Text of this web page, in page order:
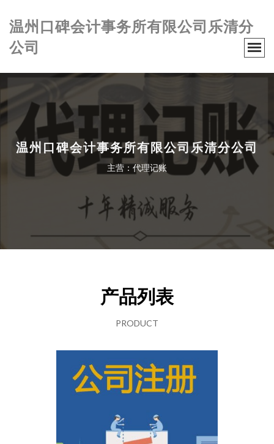
温州口碑会计事务所有限公司乐清分
公司
温州口碑会计事务所有限公司乐清分公司
主营：代理记账
产品列表
PRODUCT